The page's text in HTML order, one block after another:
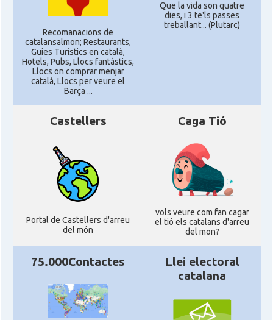
Recomanacions de
catalansalmon; Restaurants,
Guies Turístics en català,
Hotels, Pubs, Llocs fantàstics,
Llocs on comprar menjar
català, Llocs per veure el
Barça ...
Que la vida son quatre
dies, i 3 te'ls passes
treballant... (Plutarc)
Castellers
Portal de Castellers d'arreu
del món
Caga Tió
vols veure com fan cagar
el tió els catalans d'arreu
del mon?
75.000Contactes
Llei electoral
catalana